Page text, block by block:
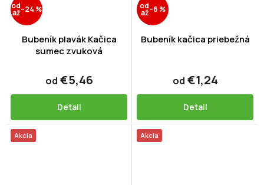
od
až–24 %
Bubeník plavák Kačica
sumec zvuková
od €5,46
Detail
od
až–6 %
Bubeník kačica priebežná
od €1,24
Detail
Akcia Akcia